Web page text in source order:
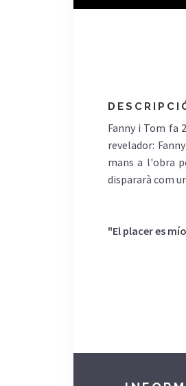
Fanny i Tom fa
revelador:
mans a l'obra
dispararà com
"El placer es